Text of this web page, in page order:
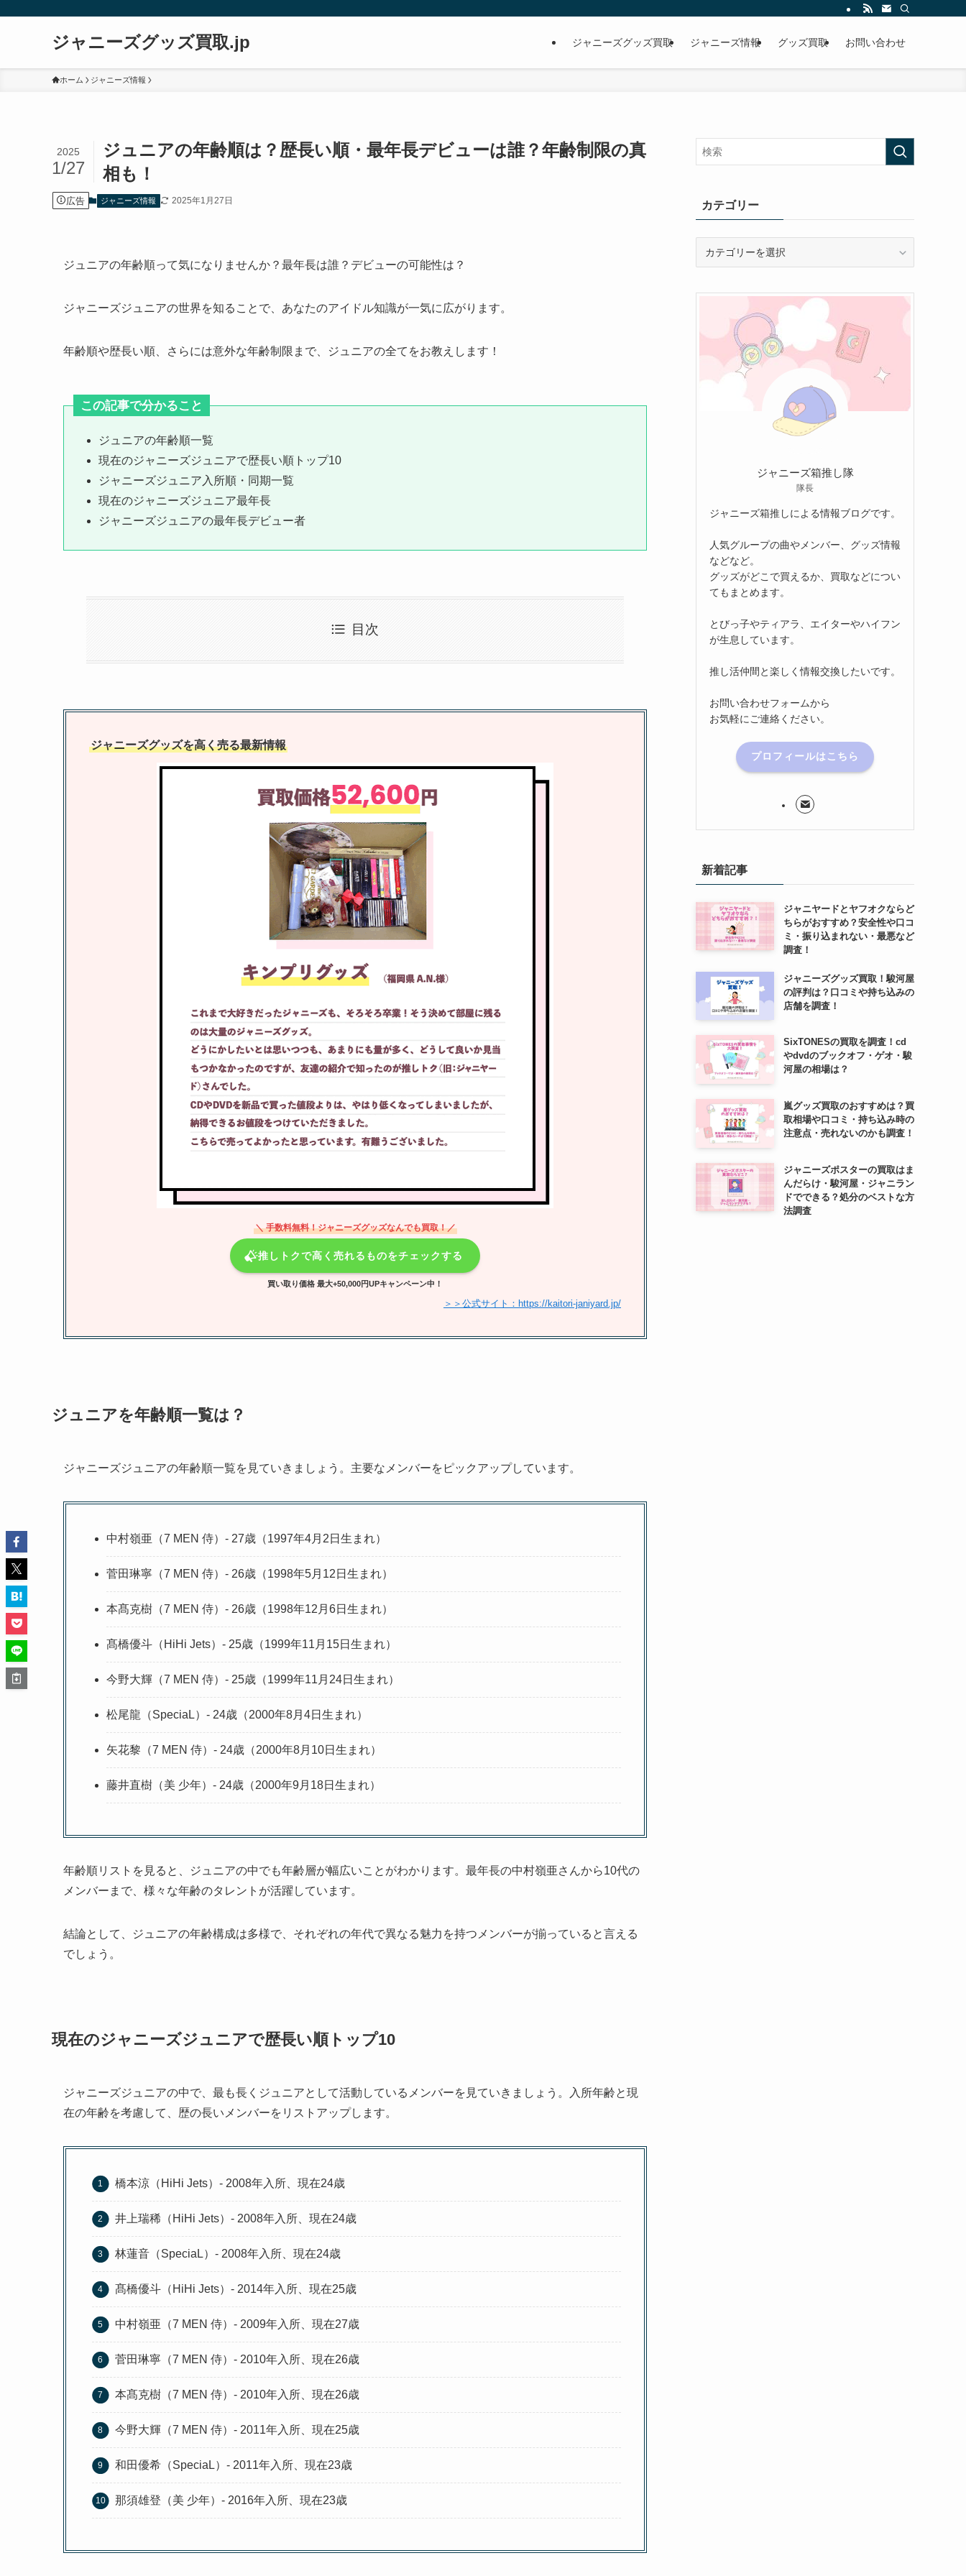
ジャニーズグッズ買取.jp ジャニーズグッズ買取 ジャニーズ情報 グッズ買取 お問い合わせ
ホーム ジャニーズ情報
ジュニアの年齢順は？歴長い順・最年長デビューは誰？年齢制限の真
相も！
2025
1/27
広告 ジャニーズ情報 2025年1月27日
ジュニアの年齢順って気になりませんか？最年長は誰？デビューの可能性は？
ジャニーズジュニアの世界を知ることで、あなたのアイドル知識が一気に広がります。
年齢順や歴長い順、さらには意外な年齢制限まで、ジュニアの全てをお教えします！
この記事で分かること
ジュニアの年齢順一覧
現在のジャニーズジュニアで歴長い順トップ10
ジャニーズジュニア入所順・同期一覧
現在のジャニーズジュニア最年長
ジャニーズジュニアの最年長デビュー者
目次
ジャニーズグッズを高く売る最新情報
＼ 手数料無料！ジャニーズグッズなんでも買取！／
推しトクで高く売れるものをチェックする
買い取り価格 最大+50,000円UPキャンペーン中！
＞＞公式サイト：https://kaitori-janiyard.jp/
ジュニアを年齢順一覧は？
ジャニーズジュニアの年齢順一覧を見ていきましょう。主要なメンバーをピックアップしています。
中村嶺亜（7 MEN 侍）- 27歳（1997年4月2日生まれ）
菅田琳寧（7 MEN 侍）- 26歳（1998年5月12日生まれ）
本髙克樹（7 MEN 侍）- 26歳（1998年12月6日生まれ）
髙橋優斗（HiHi Jets）- 25歳（1999年11月15日生まれ）
今野大輝（7 MEN 侍）- 25歳（1999年11月24日生まれ）
松尾龍（SpeciaL）- 24歳（2000年8月4日生まれ）
矢花黎（7 MEN 侍）- 24歳（2000年8月10日生まれ）
藤井直樹（美 少年）- 24歳（2000年9月18日生まれ）
年齢順リストを見ると、ジュニアの中でも年齢層が幅広いことがわかります。最年長の中村嶺亜さんから10代の
メンバーまで、様々な年齢のタレントが活躍しています。
結論として、ジュニアの年齢構成は多様で、それぞれの年代で異なる魅力を持つメンバーが揃っていると言える
でしょう。
現在のジャニーズジュニアで歴長い順トップ10
ジャニーズジュニアの中で、最も長くジュニアとして活動しているメンバーを見ていきましょう。入所年齢と現
在の年齢を考慮して、歴の長いメンバーをリストアップします。
橋本涼（HiHi Jets）- 2008年入所、現在24歳
井上瑞稀（HiHi Jets）- 2008年入所、現在24歳
林蓮音（SpeciaL）- 2008年入所、現在24歳
髙橋優斗（HiHi Jets）- 2014年入所、現在25歳
中村嶺亜（7 MEN 侍）- 2009年入所、現在27歳
菅田琳寧（7 MEN 侍）- 2010年入所、現在26歳
本髙克樹（7 MEN 侍）- 2010年入所、現在26歳
今野大輝（7 MEN 侍）- 2011年入所、現在25歳
和田優希（SpeciaL）- 2011年入所、現在23歳
那須雄登（美 少年）- 2016年入所、現在23歳
カテゴリー
リ
ジャニーズ箱推し隊
隊長
ジャニーズ箱推しによる情報ブログです。
人気グループの曲やメンバー、グッズ情報
などなど。
グッズがどこで買えるか、買取などについ
てもまとめます。
とびっ子やティアラ、エイターやハイフン
が生息しています。
推し活仲間と楽しく情報交換したいです。
お問い合わせフォームから
お気軽にご連絡ください。
プロフィールはこちら
新着記事
ジャニヤードとヤフオクならど
ちらがおすすめ？安全性や口コ
ミ・振り込まれない・最悪など
調査！
ジャニーズグッズ買取！駿河屋
の評判は？口コミや持ち込みの
店舗を調査！
SixTONESの買取を調査！cd
やdvdのブックオフ・ゲオ・駿
河屋の相場は？
嵐グッズ買取のおすすめは？買
取相場や口コミ・持ち込み時の
注意点・売れないのかも調査！
ジャニーズポスターの買取はま
んだらけ・駿河屋・ジャニラン
ドでできる？処分のベストな方
法調査